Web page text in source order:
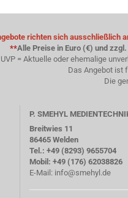
richten sich ausschließlich
**Alle Preise in Euro (€) und
UVP = Aktuelle oder ehemalige
Das Angebot ist
Die
P. SMEHYL
Breitwies 11
86465 Welden
Tel.: +49 (8293) 9655704
Mobil: +49 (176) 62038826
E-Mail: info@smehyl.de